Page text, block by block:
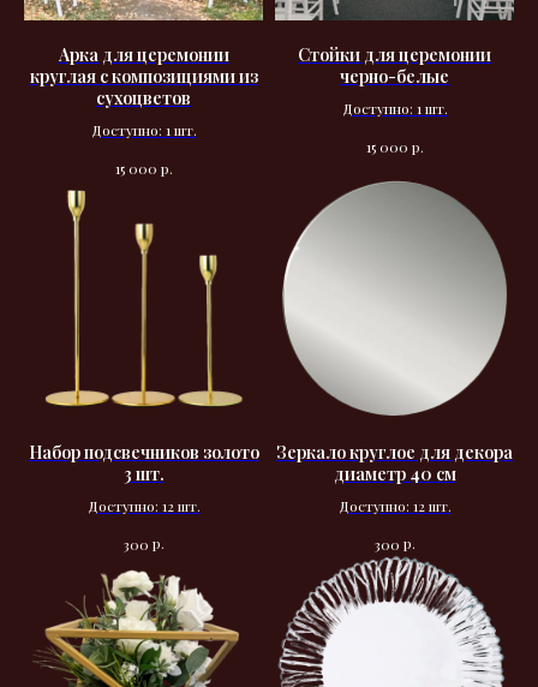
Арка для церемонии
круглая с композициями из
сухоцветов
Доступно: 1 шт.
15 000 р.
Стойки для церемонии
черно-белые
Доступно: 1 шт.
15 000 р.
Набор подсвечников золото
3 шт.
Доступно: 12 шт.
300 р.
Зеркало круглое для декора
диаметр 40 см
Доступно: 12 шт.
300 р.